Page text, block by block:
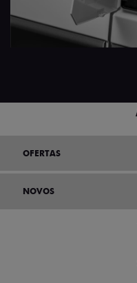
OFERTAS
NOVOS